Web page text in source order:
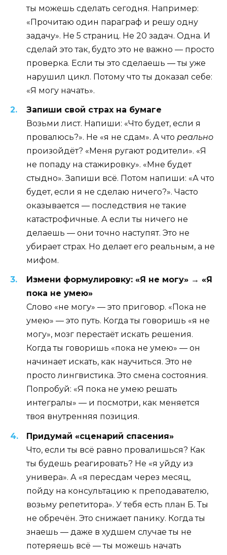
ты можешь сделать сегодня. Например:
«Прочитаю один параграф и решу одну
задачу». Не 5 страниц. Не 20 задач. Одна. И
сделай это так, будто это не важно — просто
проверка. Если ты это сделаешь — ты уже
нарушил цикл. Потому что ты доказал себе:
«Я могу начать».
Запиши свой страх на бумаге
Возьми лист. Напиши: «Что будет, если я
провалюсь?». Не «я не сдам». А что реально
произойдёт? «Меня ругают родители». «Я
не попаду на стажировку». «Мне будет
стыдно». Запиши всё. Потом напиши: «А что
будет, если я не сделаю ничего?». Часто
оказывается — последствия не такие
катастрофичные. А если ты ничего не
делаешь — они точно наступят. Это не
убирает страх. Но делает его реальным, а не
мифом.
Измени формулировку: «Я не могу» → «Я
пока не умею»
Слово «не могу» — это приговор. «Пока не
умею» — это путь. Когда ты говоришь «я не
могу», мозг перестаёт искать решения.
Когда ты говоришь «пока не умею» — он
начинает искать, как научиться. Это не
просто лингвистика. Это смена состояния.
Попробуй: «Я пока не умею решать
интегралы» — и посмотри, как меняется
твоя внутренняя позиция.
Придумай «сценарий спасения»
Что, если ты всё равно провалишься? Как
ты будешь реагировать? Не «я уйду из
универа». А «я пересдам через месяц,
пойду на консультацию к преподавателю,
возьму репетитора». У тебя есть план Б. Ты
не обречён. Это снижает панику. Когда ты
знаешь — даже в худшем случае ты не
потеряешь всё — ты можешь начать